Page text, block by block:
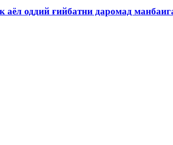
аёл оддий ғийбатни даромад